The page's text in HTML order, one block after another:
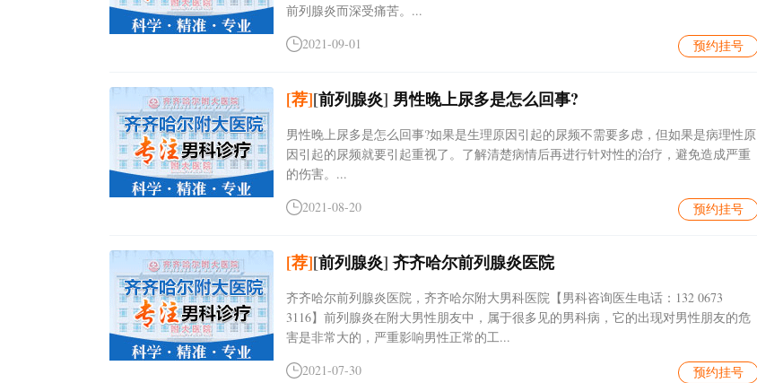
前列腺炎而深受痛苦。...
2021-09-01
预约挂号
[荐][前列腺炎] 男性晚上尿多是怎么回事?
男性晚上尿多是怎么回事?如果是生理原因引起的尿频不需要多虑，但如果是病理性原
因引起的尿频就要引起重视了。了解清楚病情后再进行针对性的治疗，避免造成严重
的伤害。...
2021-08-20
预约挂号
[荐][前列腺炎]齐齐哈尔前列腺炎医院
齐齐哈尔前列腺炎医院，齐齐哈尔附大男科医院【男科咨询医生电话：132 0673
3116】前列腺炎在附大男性朋友中，属于很多见的男科病，它的出现对男性朋友的危
害是非常大的，严重影响男性正常的工...
2021-07-30
预约挂号